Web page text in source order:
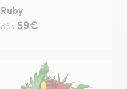
Ruby
dès 59€